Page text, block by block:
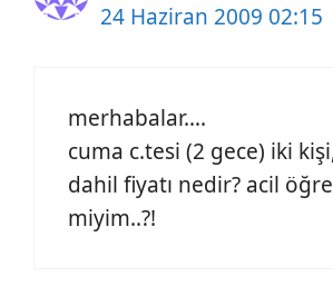
24 Haziran 2009 02:15
merhabalar….
cuma c.tesi (2 gece) iki
dahil fiyatı nedir? acil
miyim..?!